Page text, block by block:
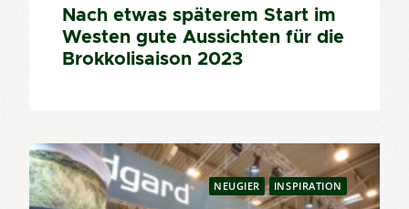
Nach etwas späterem Start im
Westen gute Aussichten für die
Brokkolisaison 2023
NEUGIER INSPIRATION